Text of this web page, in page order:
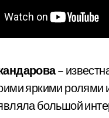
–
яркими
большой